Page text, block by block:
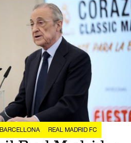
REAL MADRID FC